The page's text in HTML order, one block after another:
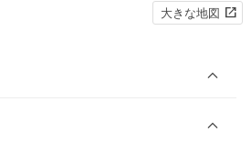
大きな地図